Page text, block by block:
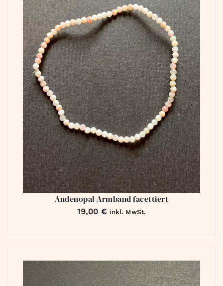
Andenopal Armband facettiert
19,00 € inkl. MwSt.